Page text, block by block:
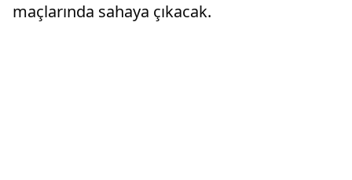
maçlarında sahaya çıkacak.